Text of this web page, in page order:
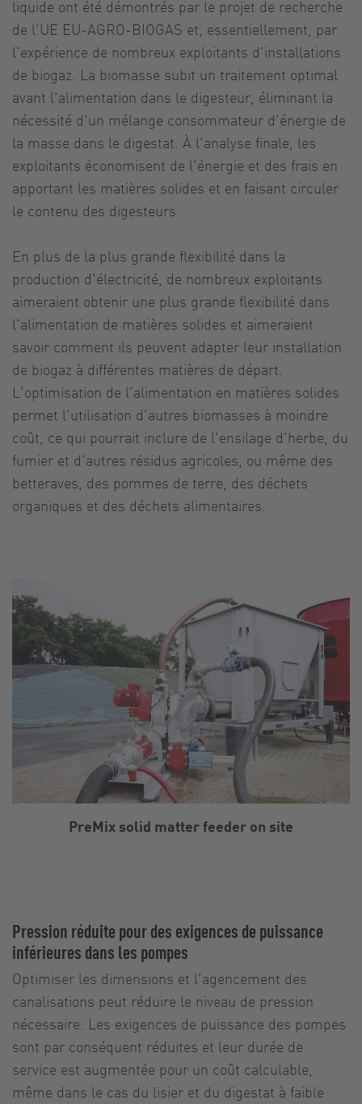
PreMix solid matter feeder on site
liquide ont été démontrés par le projet de recherche
de l'UE EU-AGRO-BIOGAS et, essentiellement, par
l'expérience de nombreux exploitants d'installations
de biogaz. La biomasse subit un traitement optimal
avant l'alimentation dans le digesteur, éliminant la
nécessité d'un mélange consommateur d'énergie de
la masse dans le digestat. À l'analyse finale, les
exploitants économisent de l'énergie et des frais en
apportant les matières solides et en faisant circuler
le contenu des digesteurs.
En plus de la plus grande flexibilité dans la
production d'électricité, de nombreux exploitants
aimeraient obtenir une plus grande flexibilité dans
l'alimentation de matières solides et aimeraient
savoir comment ils peuvent adapter leur installation
de biogaz à différentes matières de départ.
L'optimisation de l’alimentation en matières solides
permet l'utilisation d'autres biomasses à moindre
coût, ce qui pourrait inclure de l'ensilage d'herbe, du
fumier et d'autres résidus agricoles, ou même des
betteraves, des pommes de terre, des déchets
organiques et des déchets alimentaires.
Pression réduite pour des exigences de puissance
inférieures dans les pompes
Optimiser les dimensions et l'agencement des
canalisations peut réduire le niveau de pression
nécessaire. Les exigences de puissance des pompes
sont par conséquent réduites et leur durée de
service est augmentée pour un coût calculable,
même dans le cas du lisier et du digestat à faible